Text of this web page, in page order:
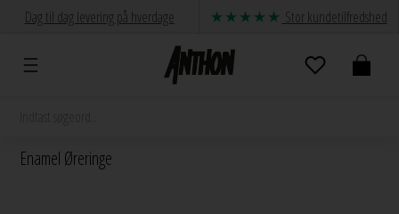
Dag til dag levering på hverdage Stor kundetilfredshed
Enamel Øreringe